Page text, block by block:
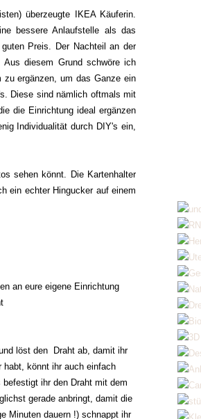
überzeugte IKEA Käuferin.
bessere Anlaufstelle als das
Preis. Der Nachteil an der
diesem Grund schwöre ich
ergänzen, um das Ganze ein
Diese sind nämlich oftmals mit
die Einrichtung ideal ergänzen
Individualität durch DIY's ein,
sehen könnt. Die Kartenhalter
ein echter Hingucker auf einem
an eure eigene Einrichtung
löst den Draht ab, damit ihr
habt, könnt ihr auch einfach
ihr den Draht mit dem
gerade anbringt, damit die
Minuten dauern !) schnappt ihr